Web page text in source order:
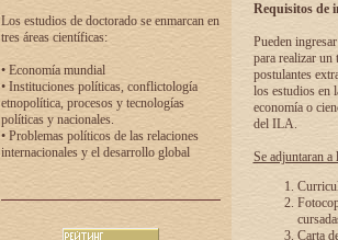
Los estudios de doctorado se enmarcan en
tres áreas científicas:
• Economía mundial
• Instituciones políticas, conflictología
etnopolítica, procesos y tecnologías
políticas y nacionales.
• Problemas políticos de las relaciones
internacionales y el desarrollo global
Requisitos de
Pueden
para realizar un
postulantes
los estudios en
economía o
del ILA.
Se adjuntaran a
Carta